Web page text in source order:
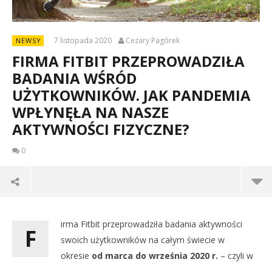
NEWSY 7 listopada 2020 Cezary Pagórek
FIRMA FITBIT PRZEPROWADZIŁA
BADANIA WŚRÓD
UŻYTKOWNIKÓW. JAK PANDEMIA
WPŁYNĘŁA NA NASZE
AKTYWNOŚCI FIZYCZNE?
0
F
irma Fitbit przeprowadziła badania aktywności
swoich użytkowników na całym świecie w
okresie od marca do września 2020 r. – czyli w